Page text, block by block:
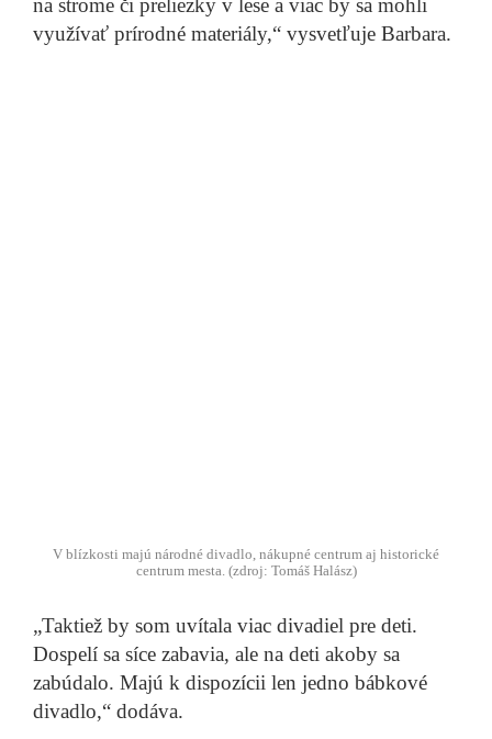
využívať prírodné materiály,“ vysvetľuje Barbara.
V blízkosti majú národné divadlo, nákupné centrum aj historické
centrum mesta. (zdroj: Tomáš Halász)
„Taktiež by som uvítala viac divadiel pre deti.
Dospelí sa síce zabavia, ale na deti akoby sa
zabúdalo. Majú k dispozícii len jedno bábkové
divadlo,“ dodáva.